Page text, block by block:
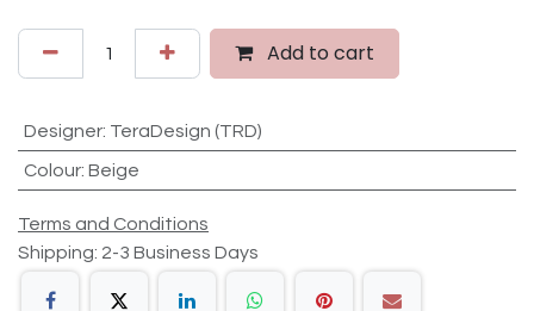
Add to cart
Designer: TeraDesign (TRD)
Colour: Beige
Terms and Conditions
Shipping: 2-3 Business Days